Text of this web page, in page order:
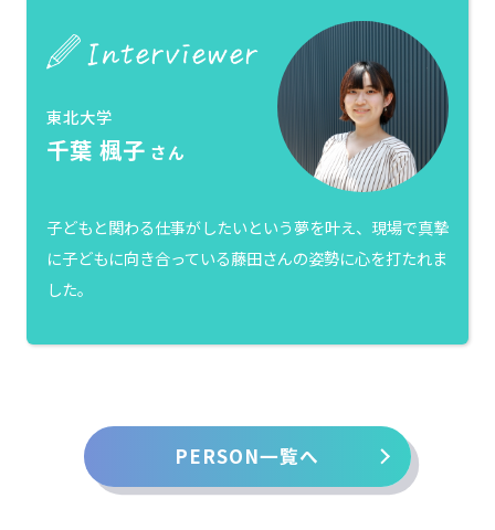
東北大学
千葉 楓子 さん
子どもと関わる仕事がしたいという夢を叶え、現場で真摯
に子どもに向き合っている藤田さんの姿勢に心を打たれま
した。
PERSON一覧へ